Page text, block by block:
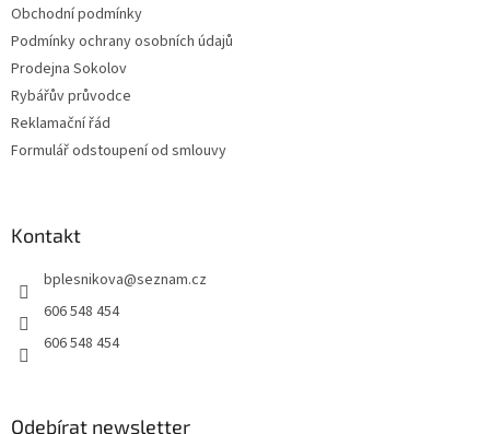
Obchodní podmínky
Podmínky ochrany osobních údajů
Prodejna Sokolov
Rybářův průvodce
Reklamační řád
Formulář odstoupení od smlouvy
Kontakt
bplesnikova@seznam.cz
606 548 454
606 548 454
Odebírat newsletter